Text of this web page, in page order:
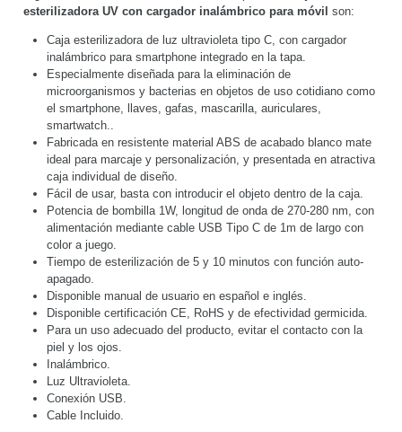
esterilizadora UV con cargador inalámbrico para móvil son:
Caja esterilizadora de luz ultravioleta tipo C, con cargador
inalámbrico para smartphone integrado en la tapa.
Especialmente diseñada para la eliminación de
microorganismos y bacterias en objetos de uso cotidiano como
el smartphone, llaves, gafas, mascarilla, auriculares,
smartwatch..
Fabricada en resistente material ABS de acabado blanco mate
ideal para marcaje y personalización, y presentada en atractiva
caja individual de diseño.
Fácil de usar, basta con introducir el objeto dentro de la caja.
Potencia de bombilla 1W, longitud de onda de 270-280 nm, con
alimentación mediante cable USB Tipo C de 1m de largo con
color a juego.
Tiempo de esterilización de 5 y 10 minutos con función auto-
apagado.
Disponible manual de usuario en español e inglés.
Disponible certificación CE, RoHS y de efectividad germicida.
Para un uso adecuado del producto, evitar el contacto con la
piel y los ojos.
Inalámbrico.
Luz Ultravioleta.
Conexión USB.
Cable Incluido.